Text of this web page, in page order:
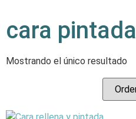
cara pintada
Mostrando el único resultado